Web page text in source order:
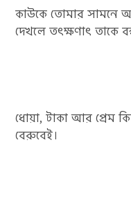
কাউকে তোমার সামনে
দেখলে তৎক্ষণাৎ তাকে
ধোয়া, টাকা আর প্রেম
বেরুবেই।